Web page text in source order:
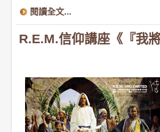
閱讀全文...
R.E.M.信仰講座《『我